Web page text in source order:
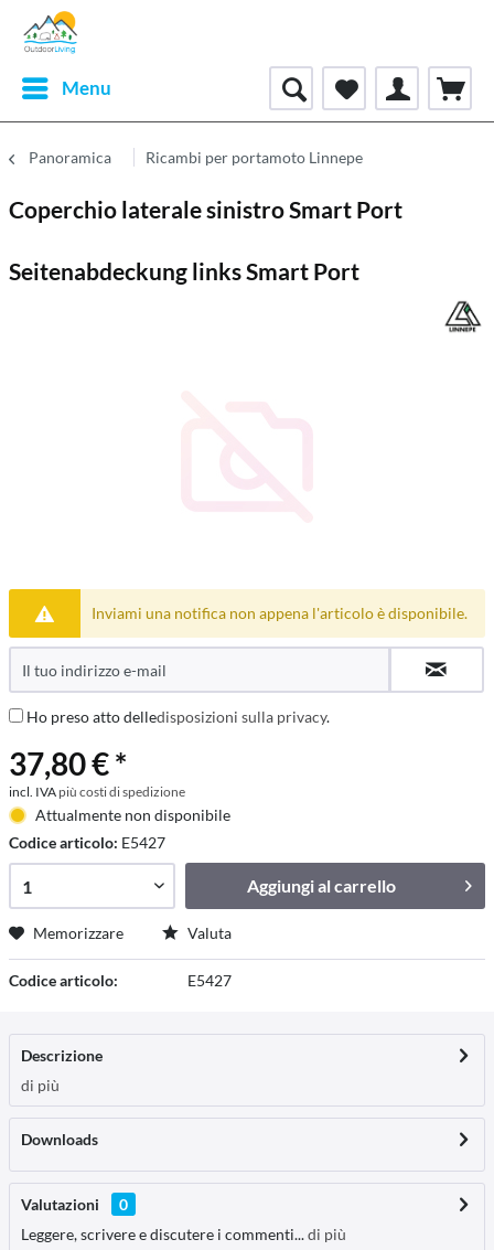
Menu
Panoramica Ricambi per portamoto Linnepe
Coperchio laterale sinistro Smart Port
Seitenabdeckung links Smart Port
Inviami una notifica non appena l'articolo è disponibile.
Ho preso atto delledisposizioni sulla privacy.
37,80 € *
incl. IVA più costi di spedizione
Attualmente non disponibile
Codice articolo: E5427
Aggiungi alcarrello
Memorizzare Valuta
Codice articolo: E5427
Descrizione
di più
Downloads
Valutazioni
0
Leggere, scrivere e discutere i commenti...di più